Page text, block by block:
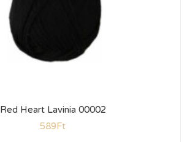
Red Heart Lavinia 00002
589Ft